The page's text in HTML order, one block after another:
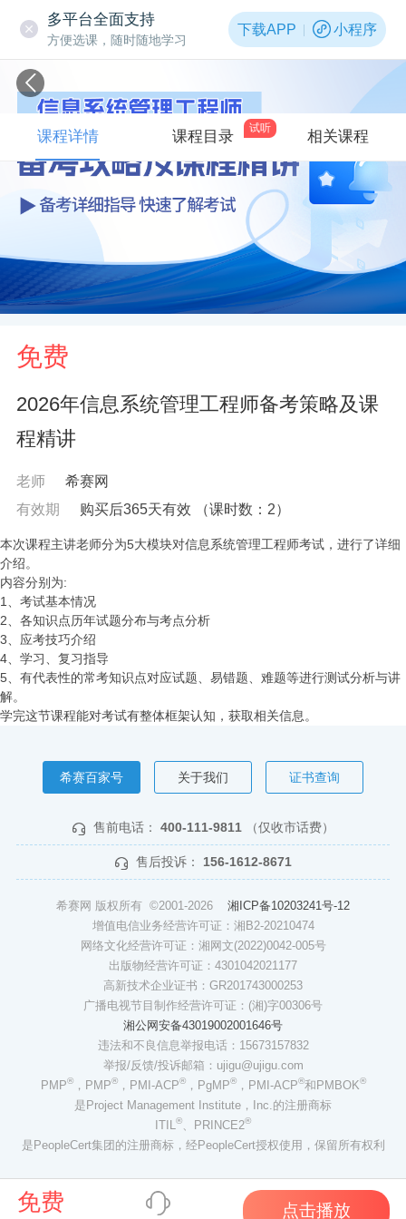
多平台全面支持
方便选课，随时随地学习
下载APP 小程序
免费
2026年信息系统管理工程师备考策略及课
程精讲
老师
希赛网
有效期
购买后365天有效 （课时数： 2）
课程详情 课程目录
试听
相关课程
本次课程主讲老师分为5大模块对信息系统管理工程师考试，进行了详细
介绍。
内容分别为:
1、考试基本情况
2、各知识点历年试题分布与考点分析
3、应考技巧介绍
4、学习、复习指导
5、有代表性的常考知识点对应试题、易错题、难题等进行测试分析与讲
解。
学完这节课程能对考试有整体框架认知，获取相关信息。
免费 点击播放
希赛百家号 关于我们 证书查询
售前电话： 400-111-9811 （仅收市话费）
售后投诉： 156-1612-8671
希赛网 版权所有 ©2001-2026 湘ICP备10203241号-12
增值电信业务经营许可证：湘B2-20210474
网络文化经营许可证：湘网文(2022)0042-005号
出版物经营许可证：4301042021177
高新技术企业证书：GR201743000253
广播电视节目制作经营许可证：(湘)字00306号
湘公网安备43019002001646号
违法和不良信息举报电话：15673157832
举报/反馈/投诉邮箱：ujigu@ujigu.com
PMP®，PMP®，PMI-ACP®，PgMP®，PMI-ACP®和PMBOK®
是Project Management Institute，Inc.的注册商标
ITIL®、PRINCE2®
是PeopleCert集团的注册商标，经PeopleCert授权使用，保留所有权利